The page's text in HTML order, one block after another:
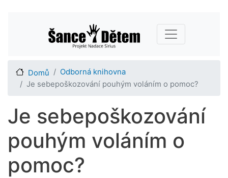
hlavnímu
obsahu
Main navigation
Domů
Odborná knihovna
Je sebepoškozování pouhým voláním o pomoc?
Je sebepoškozování
pouhým voláním o
pomoc?